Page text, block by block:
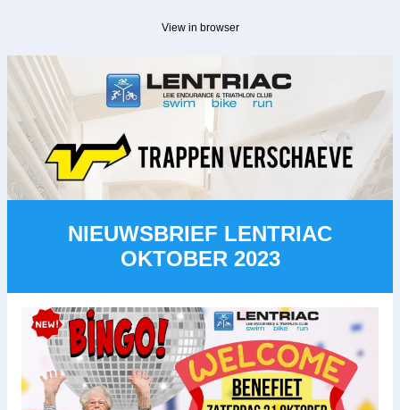
View in browser
NIEUWSBRIEF LENTRIAC
OKTOBER 2023